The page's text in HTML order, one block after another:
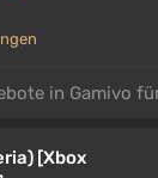
in Gamivo
[Xbox